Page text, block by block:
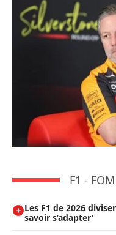
F1 -
Les F1 de 2026
savoir s’adapter’